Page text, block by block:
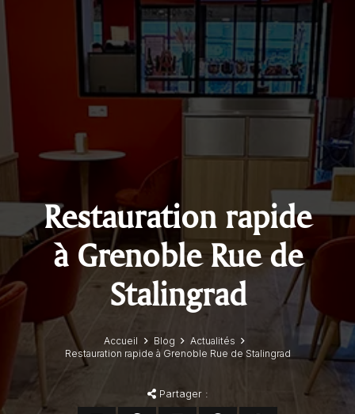
Restauration rapide
à Grenoble Rue de
Stalingrad
Accueil Blog
Actualités
Restauration rapide à Grenoble Rue de Stalingrad
Partager :